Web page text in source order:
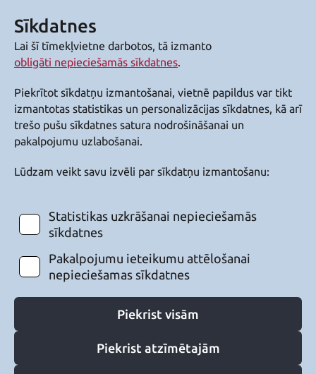
Sīkdatnes
Lai šī tīmekļvietne darbotos, tā izmanto
obligāti nepieciešamās sīkdatnes.
Piekrītot sīkdatņu izmantošanai, vietnē papildus var tikt
izmantotas statistikas un personalizācijas sīkdatnes, kā arī
trešo pušu sīkdatnes satura nodrošināšanai un
pakalpojumu uzlabošanai.
Lūdzam veikt savu izvēli par sīkdatņu izmantošanu:
Statistikas uzkrāšanai nepieciešamās
sīkdatnes
Pakalpojumu ieteikumu attēlošanai
nepieciešamas sīkdatnes
Piekrist visām
Piekrist atzīmētajām